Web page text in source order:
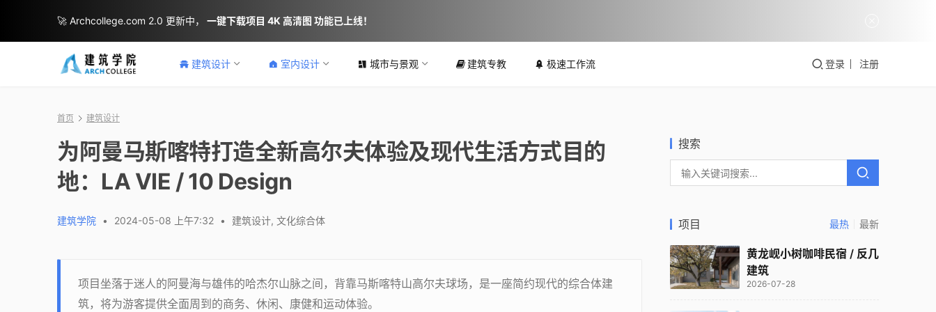
建筑设计 室内设计 城市与景观 建筑专教 极速工作流 登录 注册
首页 建筑设计
为阿曼马斯喀特打造全新高尔夫体验及现代生活方式目的
地：LA VIE / 10 Design
建筑学院 • 2024-05-08 上午7:32 • 建筑设计, 文化综合体
项目坐落于迷人的阿曼海与雄伟的哈杰尔山脉之间，背靠马斯喀特山高尔夫球场，是一座简约现代的综合体建
筑，将为游客提供全面周到的商务、休闲、康健和运动体验。
搜索
项目 最热 最新
黄龙岘小树咖啡民宿 / 反几
建筑
2026-07-28
🚀 Archcollege.com 2.0 更新中， 一键下载项目 4K 高清图 功能已上线！